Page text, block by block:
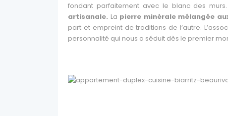
fondant parfaitement avec le blanc des murs.
artisanale. La pierre minérale mélangée
part et empreint de traditions de l’autre.
personnalité qui nous a séduit dès le premier